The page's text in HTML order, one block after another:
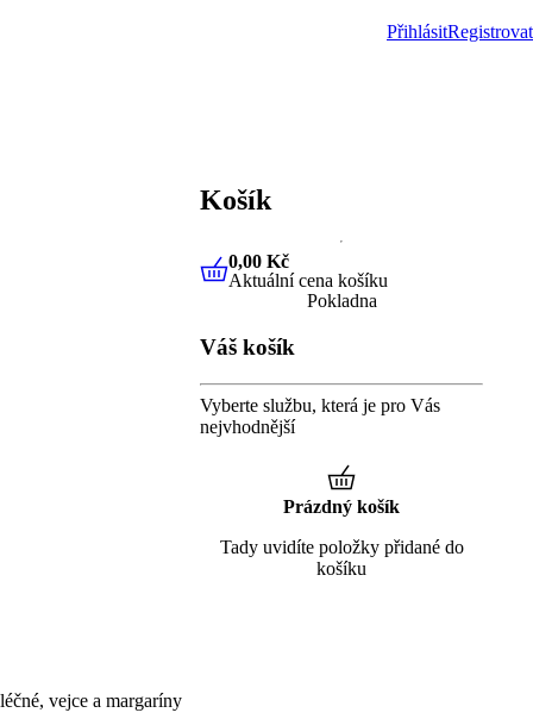
PřihlásitRegistrovat
vejce a margaríny
Košík
0,00 KčAktuální cena košíku
0,00 Kč
Aktuální cena košíku
Pokladna
Váš košík
Vyberte službu, která je pro Vás
nejvhodnější
Prázdný košík
Tady uvidíte položky přidané do
košíku